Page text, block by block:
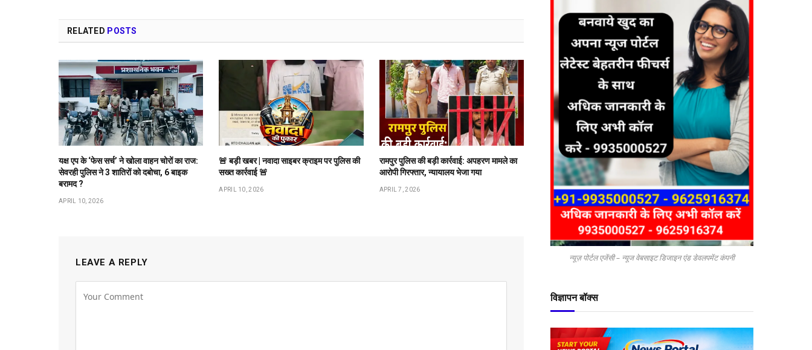
RELATED POSTS
यक्ष एप के ‘फेस सर्च’ ने खोला वाहन चोरों का राज:
सेवरही पुलिस ने 3 शातिरों को दबोचा, 6 बाइक
बरामद ?
APRIL 10, 2026
🚨 बड़ी खबर | नवादा साइबर क्राइम पर पुलिस की
सख्त कार्रवाई 🚨
APRIL 10, 2026
रामपुर पुलिस की बड़ी कार्रवाई: अपहरण मामले का
आरोपी गिरफ्तार, न्यायालय भेजा गया
APRIL 7, 2026
LEAVE A REPLY न्यूज़ पोर्टल एजेंसी – न्यूज वेबसाइट डिजाइन एंड डेवलपमेंट कंपनी
विज्ञापन बॉक्स